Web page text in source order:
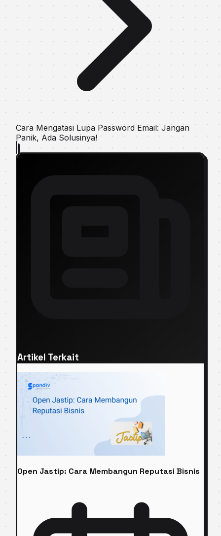
Cara Mengatasi Lupa Password Email: Jangan
Panik, Ada Solusinya!
Artikel Terkait
Open Jastip: Cara Membangun Reputasi Bisnis